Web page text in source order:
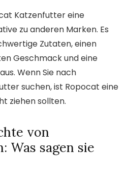
Katzenfutter eine
zu anderen Marken. Es
Zutaten, einen
Geschmack und eine
Wenn Sie nach
suchen, ist Ropocat eine
ziehen sollten.
von
Was sagen sie